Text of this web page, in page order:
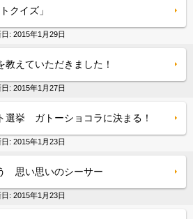
クイズ」
: 2015年1月29日
えていただきました！
: 2015年1月27日
挙 ガトーショコラに決まる！
: 2015年1月23日
思い思いのシーサー
: 2015年1月23日